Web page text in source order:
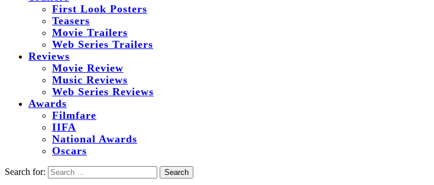
First Look Posters
Teasers
Movie Trailers
Web Series Trailers
Reviews
Movie Review
Music Reviews
Web Series Reviews
Awards
Filmfare
IIFA
National Awards
Oscars
Search for: